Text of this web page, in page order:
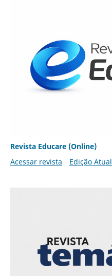
Revista Educare (Online)
Acessar revista
Edição Atual